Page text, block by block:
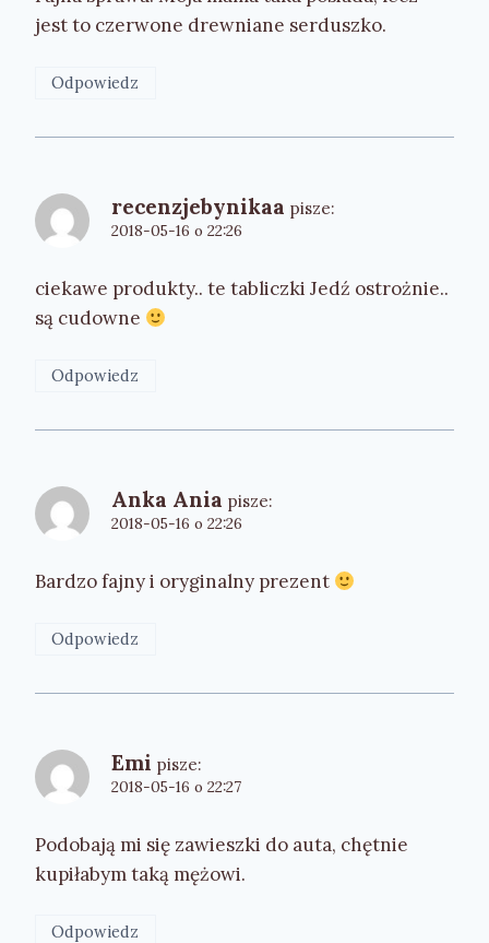
jest to czerwone drewniane serduszko.
Odpowiedz
recenzjebynikaa pisze:
2018-05-16 o 22:26
ciekawe produkty.. te tabliczki Jedź ostrożnie..
są cudowne
Odpowiedz
Anka Ania pisze:
2018-05-16 o 22:26
Bardzo fajny i oryginalny prezent
Odpowiedz
Emi pisze:
2018-05-16 o 22:27
Podobają mi się zawieszki do auta, chętnie
kupiłabym taką mężowi.
Odpowiedz